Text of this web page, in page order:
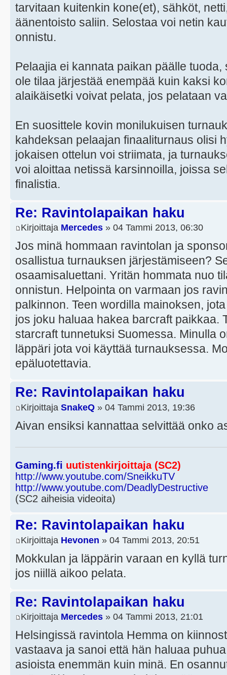
tarvitaan kuitenkin kone(et), sähköt,
äänentoisto saliin. Selostaa voi netin
onnistu.
Pelaajia ei kannata paikan päälle
ole tilaa järjestää enempää kuin kaksi
alaikäisetki voivat pelata, jos pelataan
En suosittele kovin monilukuisen
kahdeksan pelaajan finaaliturnaus olisi
jokaisen ottelun voi striimata, ja
voi aloittaa netissä karsinnoilla, joissa
finalistia.
Re: Ravintolapaikan haku
Kirjoittaja Mercedes » 04 Tammi 2013, 06:30
Jos minä hommaan ravintolan ja
osallistua turnauksen järjestämiseen?
osaamisaluettani. Yritän hommata nuo
onnistun. Helpointa on varmaan jos
palkinnon. Teen wordilla mainoksen,
jos joku haluaa hakea barcraft paikkaa.
starcraft tunnetuksi Suomessa. Minulla
läppäri jota voi käyttää turnauksessa.
epäluotettavia.
Re: Ravintolapaikan haku
Kirjoittaja SnakeQ » 04 Tammi 2013, 19:36
Aivan ensiksi kannattaa selvittää onko
Gaming.fi uutistenkirjoittaja (SC2)
http://www.youtube.com/SneikkuTV
http://www.youtube.com/DeadlyDestructive
(SC2 aiheisia videoita)
Re: Ravintolapaikan haku
Kirjoittaja Hevonen » 04 Tammi 2013, 20:51
Mokkulan ja läppärin varaan en kyllä
jos niillä aikoo pelata.
Re: Ravintolapaikan haku
Kirjoittaja Mercedes » 04 Tammi 2013, 21:01
Helsingissä ravintola Hemma on
vastaava ja sanoi että hän haluaa
asioista enemmän kuin minä. En